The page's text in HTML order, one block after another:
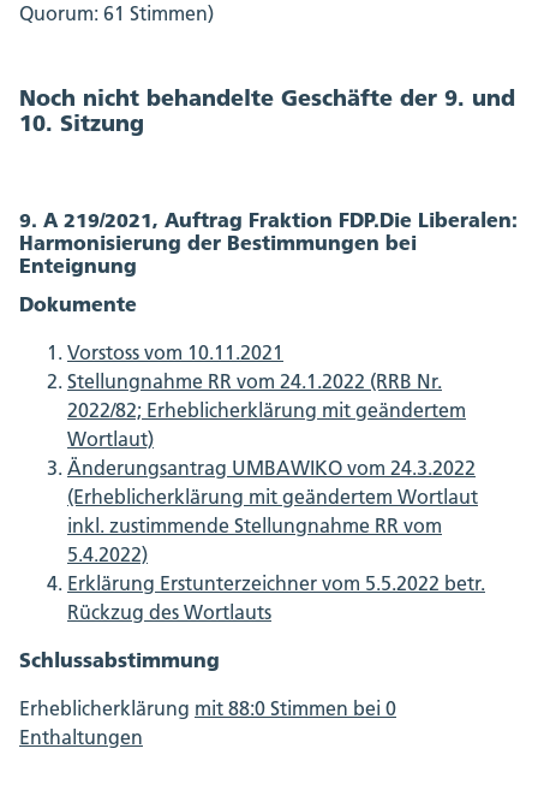
Quorum: 61 Stimmen)
Noch nicht behandelte Geschäfte der 9. und
10. Sitzung
9. A 219/2021, Auftrag Fraktion FDP.Die Liberalen:
Harmonisierung der Bestimmungen bei
Enteignung
Dokumente
Vorstoss vom 10.11.2021
Stellungnahme RR vom 24.1.2022 (RRB Nr.
2022/82; Erheblicherklärung mit geändertem
Wortlaut)
Änderungsantrag UMBAWIKO vom 24.3.2022
(Erheblicherklärung mit geändertem Wortlaut
inkl. zustimmende Stellungnahme RR vom
5.4.2022)
Erklärung Erstunterzeichner vom 5.5.2022 betr.
Rückzug des Wortlauts
Schlussabstimmung
Erheblicherklärung mit 88:0 Stimmen bei 0
Enthaltungen